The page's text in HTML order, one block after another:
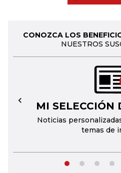
CONOZCA LOS
NUESTROS
MI SELECCIÓN
Noticias
temas de
←